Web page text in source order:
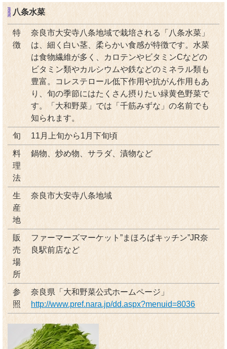
八条水菜
特
徴
奈良市大安寺八条地域で栽培される「八条水菜」
は、細く白い茎、柔らかい食感が特徴です。水菜
は食物繊維が多く、カロテンやビタミンCなどの
ビタミン類やカルシウムや鉄などのミネラル類も
豊富。コレステロール低下作用や抗がん作用もあ
り、旬の季節にはたくさん摂りたい緑黄色野菜で
す。「大和野菜」では「千筋みずな」の名前でも
知られます。
旬 11月上旬から1月下旬頃
料
理
法
鍋物、炒め物、サラダ、漬物など
生
産
地
奈良市大安寺八条地域
販
売
場
所
ファーマーズマーケット”まほろばキッチン”JR奈
良駅前店など
参
照
奈良県「大和野菜公式ホームページ」
http://www.pref.nara.jp/dd.aspx?menuid=8036